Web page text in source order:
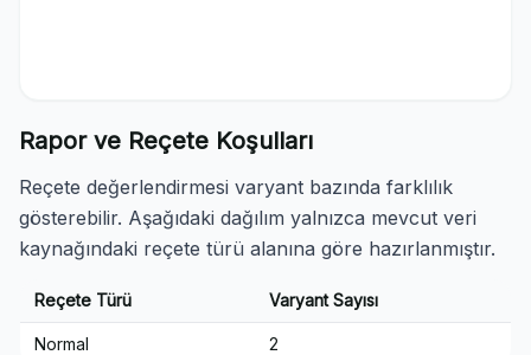
Rapor ve Reçete Koşulları
Reçete değerlendirmesi varyant bazında farklılık
gösterebilir. Aşağıdaki dağılım yalnızca mevcut veri
kaynağındaki reçete türü alanına göre hazırlanmıştır.
Reçete Türü Varyant Sayısı
Normal 2